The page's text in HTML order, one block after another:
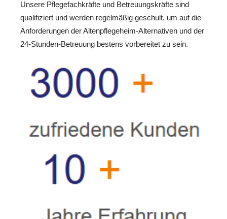
Unsere Pflegefachkräfte und Betreuungskräfte sind
qualifiziert und werden regelmäßig geschult, um auf die
Anforderungen der Altenpflegeheim-Alternativen und der
24-Stunden-Betreuung bestens vorbereitet zu sein.